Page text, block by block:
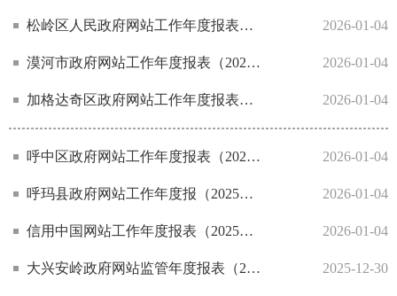
2026-01-04
松岭区人民政府网站工作年度报表（2025年度）
2026-01-04
漠河市政府网站工作年度报表（2025年度)
2026-01-04
加格达奇区政府网站工作年度报表（2025年度）
2026-01-04
呼中区政府网站工作年度报表（2025年度）
2026-01-04
呼玛县政府网站工作年度报（2025年度）
2026-01-04
信用中国网站工作年度报表（2025年度）
2025-12-30
大兴安岭政府网站监管年度报表（2025年度）